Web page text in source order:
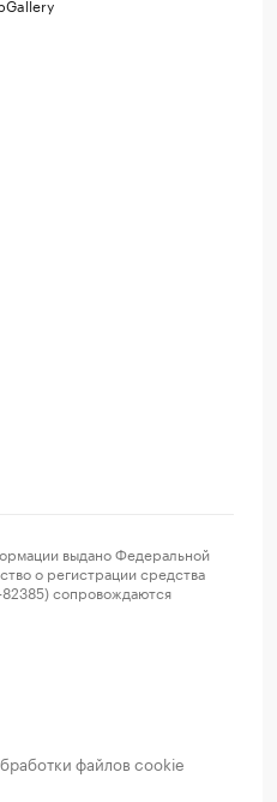
выдано Федеральной
о регистрации средства
сопровождаются
файлов cookie